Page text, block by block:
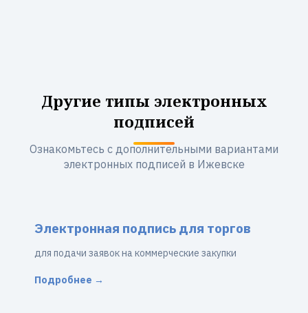
Другие типы электронных
подписей
Ознакомьтесь с дополнительными вариантами
электронных подписей в Ижевске
Электронная подпись для торгов
для подачи заявок на коммерческие закупки
Подробнее →